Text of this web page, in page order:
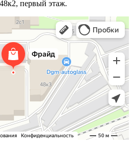
первый этаж.